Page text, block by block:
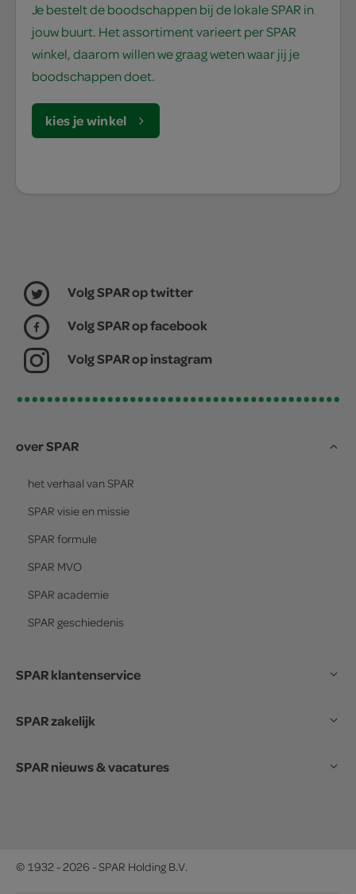
Je bestelt de boodschappen bij de lokale SPAR in
jouw buurt. Het assortiment varieert per SPAR
winkel, daarom willen we graag weten waar jij je
boodschappen doet.
kies je winkel
Volg SPAR op twitter
Volg SPAR op facebook
Volg SPAR op instagram
over SPAR
het verhaal van SPAR
SPAR visie en missie
SPAR formule
SPAR MVO
SPAR academie
SPAR geschiedenis
SPAR klantenservice
SPAR zakelijk
SPAR nieuws & vacatures
© 1932 - 2026 - SPAR Holding B.V.